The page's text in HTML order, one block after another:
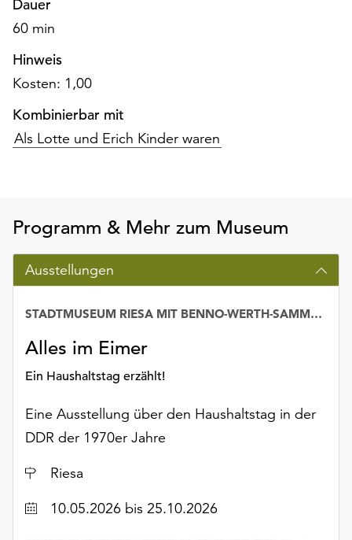
Verfügung.
Funktionale
werden
auch
Ihr
Einverständnis
weiterhin
Sie
die
verwendeten
Cookies
anpassen,
erreichen
die
über
Schaltfläche
„Auswählen“.
Weitere
Informationen
finden
Sie
Dauer
60 min
Hinweis
Kosten: 1,00
Kombinierbar mit
Als Lotte und Erich Kinder waren
Programm & Mehr zum Museum
Ausstellungen
Alles im Eimer
Ein Haushaltstag erzählt!
STADTMUSEUM RIESA MIT BENNO-WERTH-SAMMLUNG
Eine Ausstellung über den Haushaltstag in der
DDR der 1970er Jahre
Ort
Riesa
Datum10.05.2026 bis 25.10.2026